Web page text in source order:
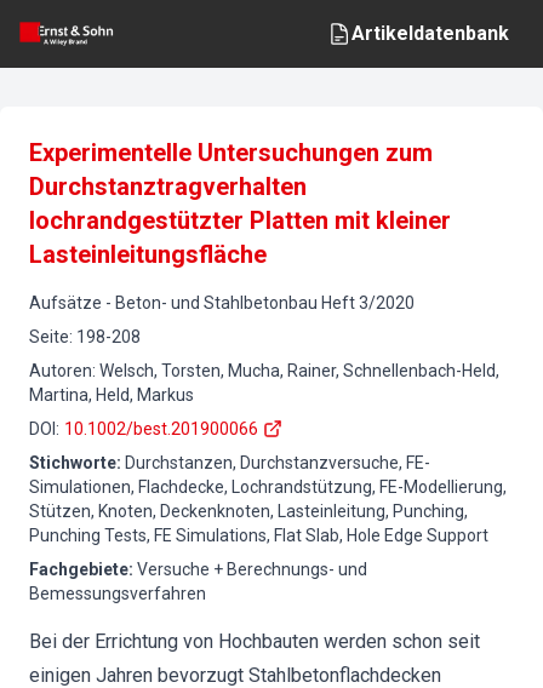
Artikeldatenbank
Experimentelle Untersuchungen zum
Durchstanztragverhalten
lochrandgestützter Platten mit kleiner
Lasteinleitungsfläche
Aufsätze - Beton- und Stahlbetonbau Heft3/2020
Seite: 198-208
Autoren: Welsch, Torsten, Mucha, Rainer, Schnellenbach-Held,
Martina, Held, Markus
DOI : 10.1002/best.201900066
Stichworte: Durchstanzen, Durchstanzversuche, FE-
Simulationen, Flachdecke, Lochrandstützung, FE-Modellierung,
Stützen, Knoten, Deckenknoten, Lasteinleitung, Punching,
Punching Tests, FE Simulations, Flat Slab, Hole Edge Support
Fachgebiete: Versuche + Berechnungs- und
Bemessungsverfahren
Bei der Errichtung von Hochbauten werden schon seit
einigen Jahren bevorzugt Stahlbetonflachdecken